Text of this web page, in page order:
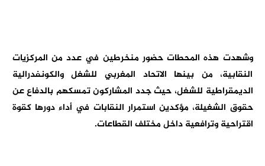
وشهدت هذه المحطات حضور منخرطين في عدد من المركزيات
النقابية، من بينها الاتحاد المغربي للشغل والكونفدرالية
الديمقراطية للشغل، حيث جدد المشاركون تمسكهم بالدفاع عن
حقوق الشغيلة، مؤكدين استمرار النقابات في أداء دورها كقوة
اقتراحية وترافعية داخل مختلف القطاعات.